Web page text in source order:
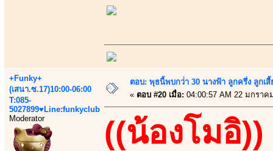
+Funky+
(เสนา.ซ.17)10:00-06:00
T:085-
5027899♥Line:funkyclub
Moderator
ตอบ: พุธนี้พบกว่่า 30 นางฟ้า ลูกครึ่ง ลูกเ
« ตอบ #20 เมื่อ: 04:00:57 AM 22 มกราค
((น้องโมอิ))